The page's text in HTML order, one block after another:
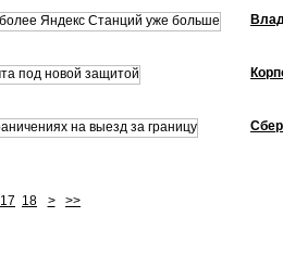
17 18 > >>